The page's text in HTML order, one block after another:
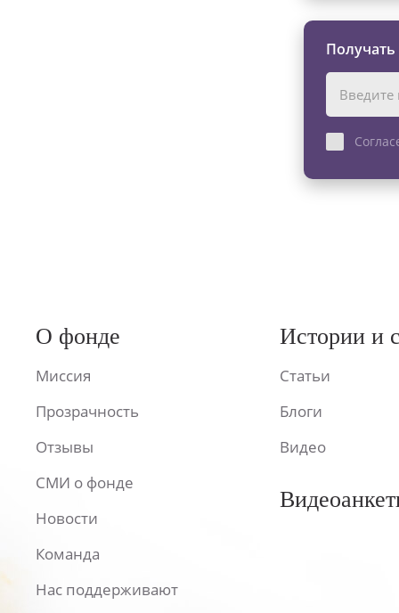
О фонде
Миссия
Прозрачность
Отзывы
СМИ о фонде
Новости
Команда
Нас поддерживают
Истории и
Статьи
Блоги
Видео